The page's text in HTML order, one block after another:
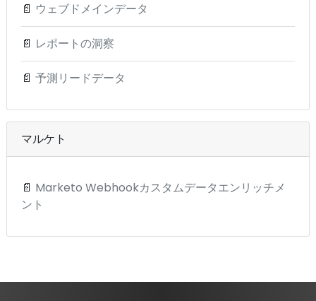
📄 ウェブドメインデータ
📄 レポートの洞察
📄 予測リードデータ
マルケト
📄 Marketo Webhookカスタムデータエンリッチメ
ント